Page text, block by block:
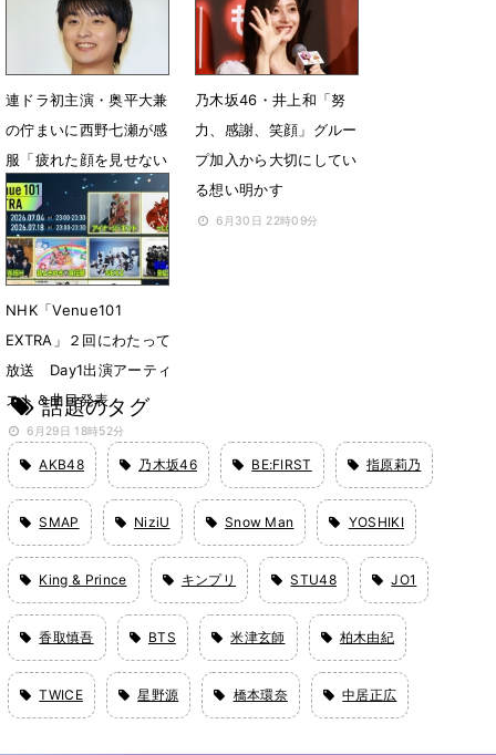
連ドラ初主演・奥平大兼
の佇まいに西野七瀬が感
服「疲れた顔を見せない
のがすごい」と絶賛
7月3日 14時18分
乃木坂46・井上和「努
力、感謝、笑顔」グルー
プ加入から大切にしてい
る想い明かす
6月30日 22時09分
NHK「Venue101
EXTRA」２回にわたって
放送 Day1出演アーティ
スト＆曲目発表
6月29日 18時52分
話題のタグ
AKB48 乃木坂46 BE:FIRST 指原莉乃
SMAP NiziU Snow Man YOSHIKI
King & Prince キンプリ STU48 JO1
香取慎吾 BTS 米津玄師 柏木由紀
TWICE 星野源 橋本環奈 中居正広